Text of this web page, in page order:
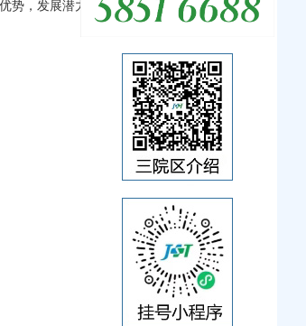
势，发展潜力巨大。相信科室将成为医院骨